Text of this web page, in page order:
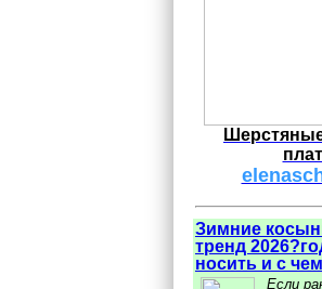
Зимние
тренд
носить и с
Если